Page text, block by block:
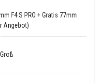
F4 S PRO + Gratis 77mm
Angebot)